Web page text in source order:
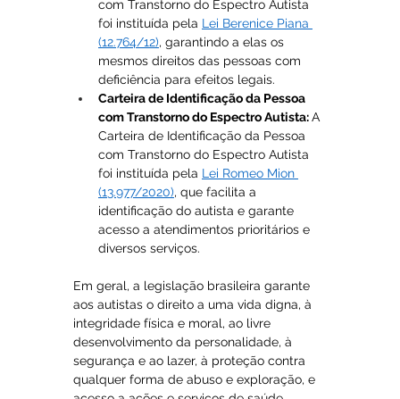
com Transtorno do Espectro Autista
foi instituída pela Lei Berenice Piana
(12.764/12), garantindo a elas os
mesmos direitos das pessoas com
deficiência para efeitos legais.
Carteira de Identificação da Pessoa
com Transtorno do Espectro Autista: A
Carteira de Identificação da Pessoa
com Transtorno do Espectro Autista
foi instituída pela Lei Romeo Mion
(13.977/2020), que facilita a
identificação do autista e garante
acesso a atendimentos prioritários e
diversos serviços.
Em geral, a legislação brasileira garante
aos autistas o direito a uma vida digna, à
integridade física e moral, ao livre
desenvolvimento da personalidade, à
segurança e ao lazer, à proteção contra
qualquer forma de abuso e exploração, e